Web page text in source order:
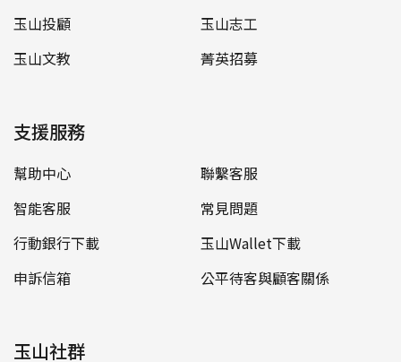
玉山投顧
玉山志工
玉山文教
菁英招募
支援服務
幫助中心
聯繫客服
智能客服
常見問題
行動銀行下載
玉山Wallet下載
申訴信箱
公平待客與顧客關係
玉山社群